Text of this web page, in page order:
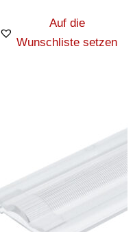
Auf die
Wunschliste setzen